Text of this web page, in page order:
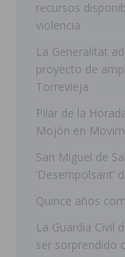
recursos
violencia
La Generalitat
proyecto de
Torrevieja
Pilar de la
Mojón en
San Miguel de
‘Desempolsant’
Quince años
La Guardia Civil
ser sorprendido